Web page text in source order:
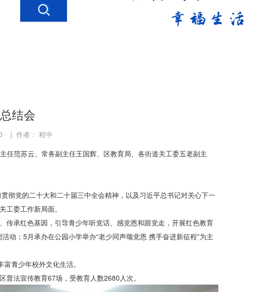
结会
| 作者： 程中
任范苏云、常务副主任王国辉、区教育局、各街道关工委五老副主
彻党的二十大和二十届三中全会精神，以及习近平总书记对关心下一
委工作新局面。
承红色基因，引导青少年听党话、感党恩和跟党走，开展红色教育
动； 5月承办在公园小学举办“老少同声颂党恩 携手奋进新征程”为主
富青少年校外文化生活。
普法宣传教育67场，受教育人数2680人次。